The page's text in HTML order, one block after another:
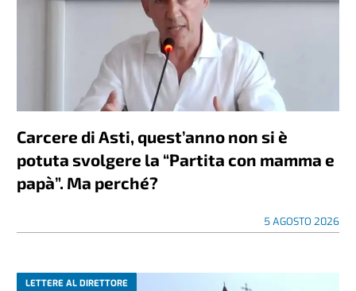
Carcere di Asti, quest’anno non si è
potuta svolgere la “Partita con mamma e
papà”. Ma perché?
5 AGOSTO 2026
LETTERE AL DIRETTORE